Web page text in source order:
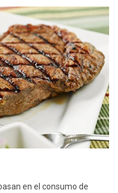
en el consumo de